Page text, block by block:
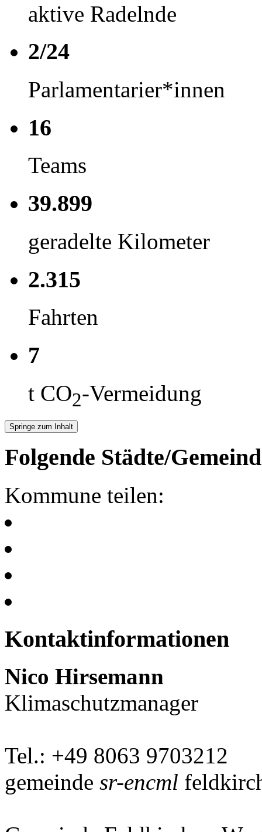
aktive Radelnde
2/24
Parlamentarier*innen
16
Teams
39.899
geradelte Kilometer
2.315
Fahrten
7
t CO2-Vermeidung
Springe zum Inhalt
Folgende Städte/
Kommune teilen:
Kontaktinformationen
Nico Hirsemann
Klimaschutzmanager
Tel.: +49 8063 9703212
gemeinde sr-encml